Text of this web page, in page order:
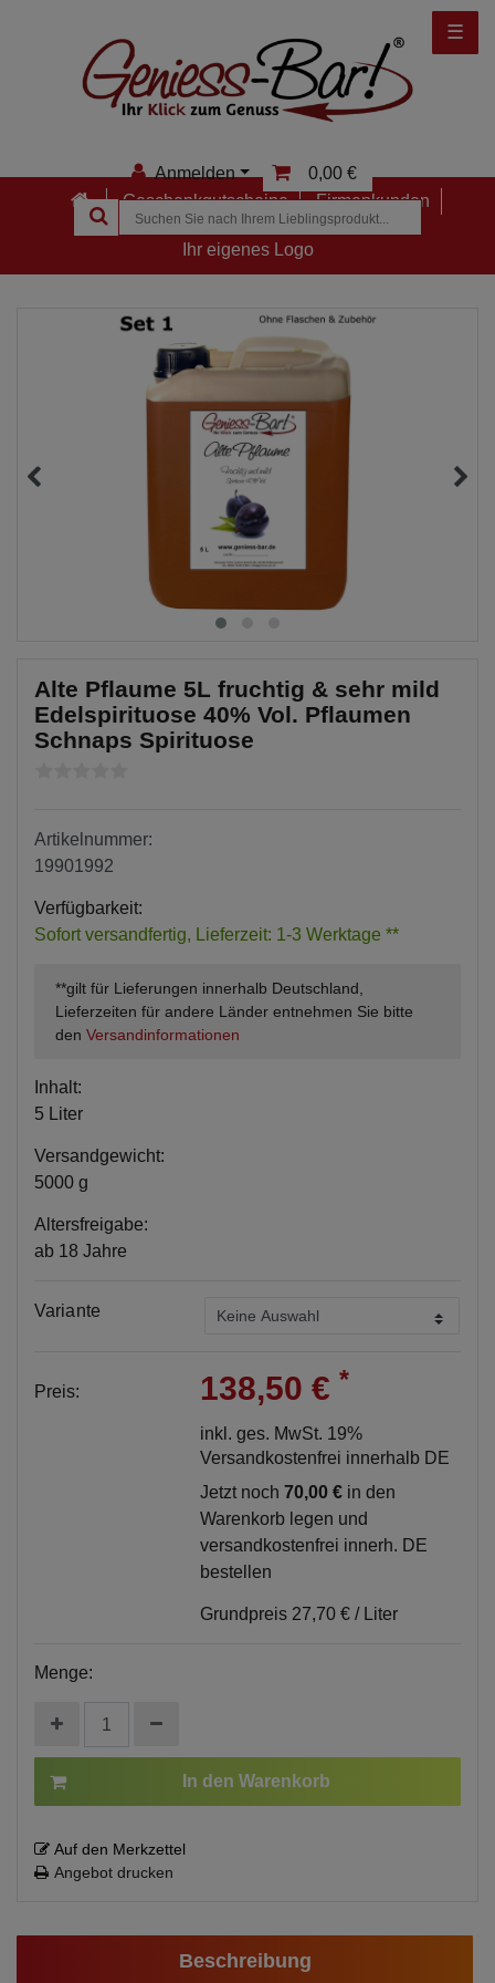
Anmelden
Anmelden
Merkzettel
0,00 €
Geschenkgutscheine
Firmenkunden
Ihr eigenes Logo
☰
Alte Pflaume 5L fruchtig & sehr mild
Edelspirituose 40% Vol. Pflaumen
Schnaps Spirituose
Artikelnummer:
19901992
Verfügbarkeit:
Sofort versandfertig, Lieferzeit: 1-3 Werktage **
**gilt für Lieferungen innerhalb Deutschland,
Lieferzeiten für andere Länder entnehmen Sie bitte
den Versandinformationen
Inhalt:
5 Liter
Versandgewicht:
5000 g
Altersfreigabe:
ab 18 Jahre
Variante
Preis: 138,50 € *
inkl. ges. MwSt. 19%
Versandkostenfrei innerhalb DE
Jetzt noch 70,00 € in den
Warenkorb legen und
versandkostenfrei innerh. DE
bestellen
Grundpreis 27,70 € / Liter
Menge:
In den Warenkorb
Auf den Merkzettel
Angebot drucken
Beschreibung